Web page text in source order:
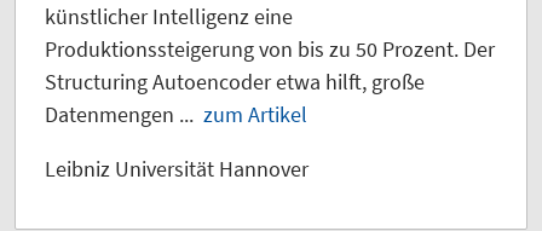
künstlicher Intelligenz eine
Produktionssteigerung von bis zu 50 Prozent. Der
Structuring Autoencoder etwa hilft, große
Datenmengen ... zum Artikel
Leibniz Universität Hannover